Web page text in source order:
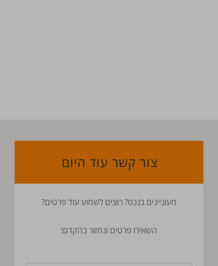
צור קשר עוד היום
מעוניינים בנכס? רוצים לשמוע עוד פרטים?
השאירו פרטים ונחזור בהקדם!